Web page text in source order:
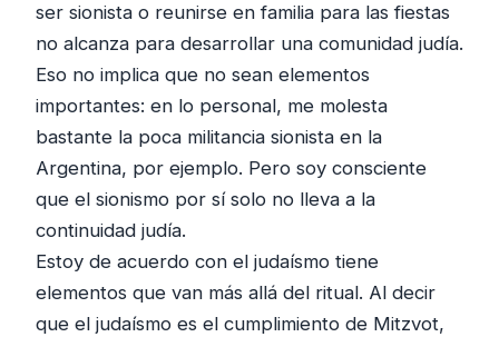
ser sionista o reunirse en familia para las fiestas
no alcanza para desarrollar una comunidad judía.
Eso no implica que no sean elementos
importantes: en lo personal, me molesta
bastante la poca militancia sionista en la
Argentina, por ejemplo. Pero soy consciente
que el sionismo por sí solo no lleva a la
continuidad judía.
Estoy de acuerdo con el judaísmo tiene
elementos que van más allá del ritual. Al decir
que el judaísmo es el cumplimiento de Mitzvot,